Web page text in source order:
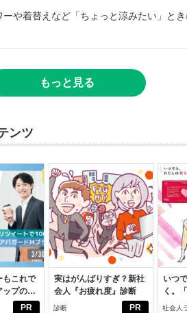
ーや着替えなど「ちょっと涼みたい」と
もっと見る
ンツ
PR
もこれで
プのセ
ス術
PR
実はがんばりすぎ？新社
会人『お疲れ度』診断
診断
いつ
く。
向き
社会人